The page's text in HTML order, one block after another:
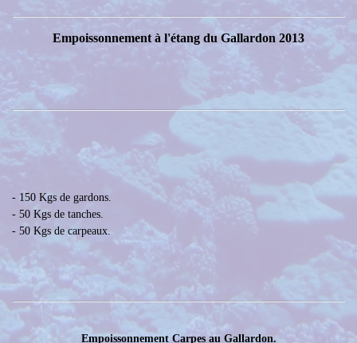
Empoissonnement à l'étang du Gallardon 2013
- 150 Kgs de gardons.
- 50 Kgs de tanches.
- 50 Kgs de carpeaux.
Empoissonnement Carpes au Gallardon.